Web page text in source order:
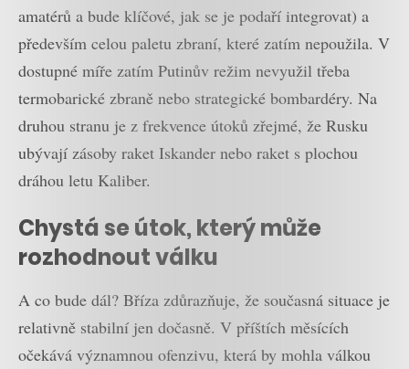
amatérů a bude klíčové, jak se je podaří integrovat) a
především celou paletu zbraní, které zatím nepoužila. V
dostupné míře zatím Putinův režim nevyužil třeba
termobarické zbraně nebo strategické bombardéry. Na
druhou stranu je z frekvence útoků zřejmé, že Rusku
ubývají zásoby raket Iskander nebo raket s plochou
dráhou letu Kaliber.
Chystá se útok, který může
rozhodnout válku
A co bude dál? Bříza zdůrazňuje, že současná situace je
relativně stabilní jen dočasně. V příštích měsících
očekává významnou ofenzivu, která by mohla válkou